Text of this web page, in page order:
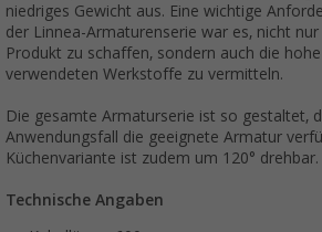
niedriges Gewicht aus. Eine wichtige
der Linnea-Armaturenserie war es, nicht
Produkt zu schaffen, sondern auch die
verwendeten Werkstoffe zu vermitteln.
Die gesamte Armaturserie ist so gestaltet,
Anwendungsfall die geeignete Armatur
Küchenvariante ist zudem um 120° drehbar.
Technische Angaben